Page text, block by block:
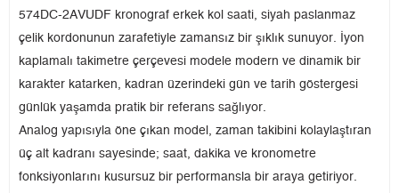
574DC-2AVUDF kronograf erkek kol saati, siyah paslanmaz
çelik kordonunun zarafetiyle zamansız bir şıklık sunuyor. İyon
kaplamalı takimetre çerçevesi modele modern ve dinamik bir
karakter katarken, kadran üzerindeki gün ve tarih göstergesi
günlük yaşamda pratik bir referans sağlıyor.
Analog yapısıyla öne çıkan model, zaman takibini kolaylaştıran
üç alt kadranı sayesinde; saat, dakika ve kronometre
fonksiyonlarını kusursuz bir performansla bir araya getiriyor.